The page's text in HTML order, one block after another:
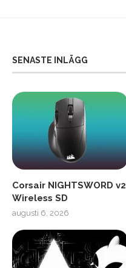
SENASTE INLÄGG
Corsair NIGHTSWORD v2
Wireless SD
augusti 6, 2026